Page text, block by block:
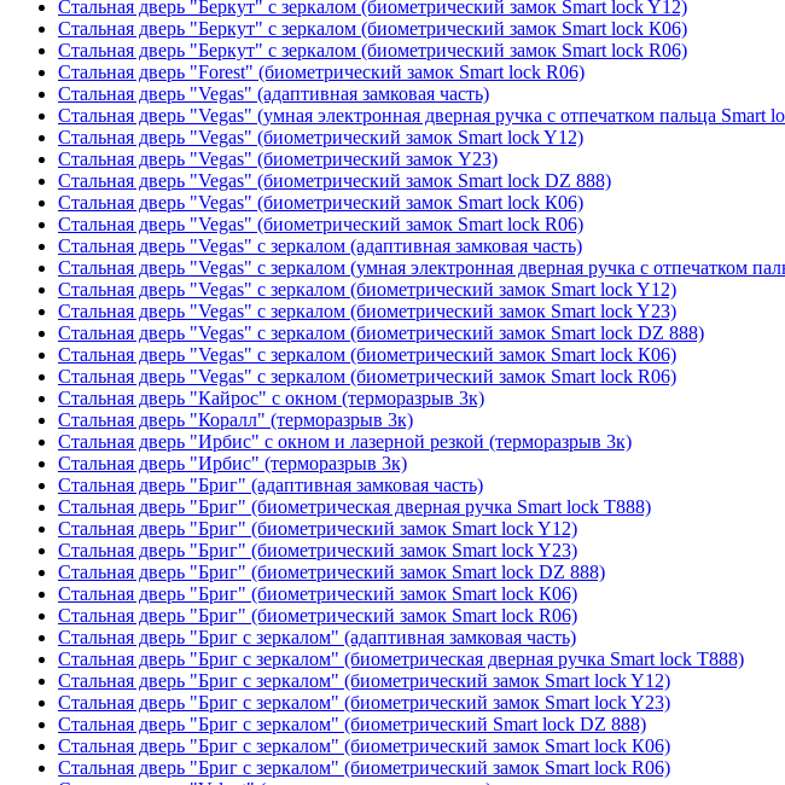
Стальная дверь "Беркут" с зеркалом (биометрический замок Smart lock Y12)
Стальная дверь "Беркут" с зеркалом (биометрический замок Smart lock К06)
Стальная дверь "Беркут" с зеркалом (биометрический замок Smart lock R06)
Стальная дверь "Forest" (биометрический замок Smart lock R06)
Стальная дверь "Vegas" (адаптивная замковая часть)
Стальная дверь "Vegas" (умная электронная дверная ручка с отпечатком пальца Smart
Стальная дверь "Vegas" (биометрический замок Smart lock Y12)
Стальная дверь "Vegas" (биометрический замок Y23)
Стальная дверь "Vegas" (биометрический замок Smart lock DZ 888)
Стальная дверь "Vegas" (биометрический замок Smart lock К06)
Стальная дверь "Vegas" (биометрический замок Smart lock R06)
Стальная дверь "Vegas" с зеркалом (адаптивная замковая часть)
Стальная дверь "Vegas" с зеркалом (умная электронная дверная ручка с отпечатком
Стальная дверь "Vegas" с зеркалом (биометрический замок Smart lock Y12)
Стальная дверь "Vegas" с зеркалом (биометрический замок Smart lock Y23)
Стальная дверь "Vegas" с зеркалом (биометрический замок Smart lock DZ 888)
Стальная дверь "Vegas" с зеркалом (биометрический замок Smart lock К06)
Стальная дверь "Vegas" с зеркалом (биометрический замок Smart lock R06)
Стальная дверь "Кайрос" с окном (терморазрыв 3к)
Стальная дверь "Коралл" (терморазрыв 3к)
Стальная дверь "Ирбис" с окном и лазерной резкой (терморазрыв 3к)
Стальная дверь "Ирбис" (терморазрыв 3к)
Стальная дверь "Бриг" (адаптивная замковая часть)
Стальная дверь "Бриг" (биометрическая дверная ручка Smart lock T888)
Стальная дверь "Бриг" (биометрический замок Smart lock Y12)
Стальная дверь "Бриг" (биометрический замок Smart lock Y23)
Стальная дверь "Бриг" (биометрический замок Smart lock DZ 888)
Стальная дверь "Бриг" (биометрический замок Smart lock К06)
Стальная дверь "Бриг" (биометрический замок Smart lock R06)
Стальная дверь "Бриг с зеркалом" (адаптивная замковая часть)
Стальная дверь "Бриг с зеркалом" (биометрическая дверная ручка Smart lock T888)
Стальная дверь "Бриг с зеркалом" (биометрический замок Smart lock Y12)
Стальная дверь "Бриг с зеркалом" (биометрический замок Smart lock Y23)
Стальная дверь "Бриг с зеркалом" (биометрический Smart lock DZ 888)
Стальная дверь "Бриг с зеркалом" (биометрический замок Smart lock К06)
Стальная дверь "Бриг с зеркалом" (биометрический замок Smart lock R06)